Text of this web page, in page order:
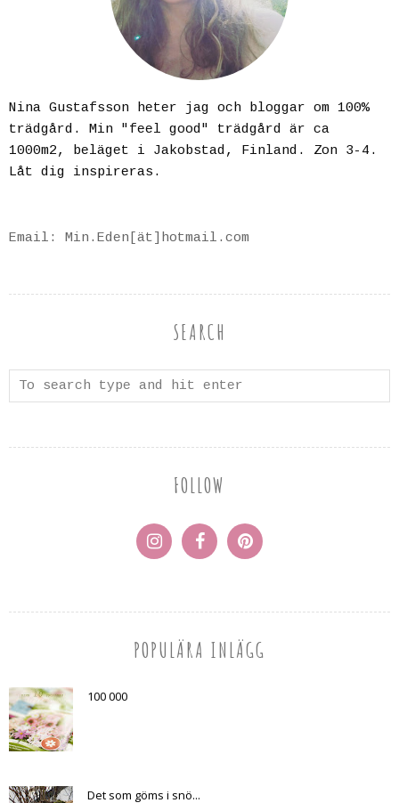
Nina Gustafsson heter jag och bloggar om 100%
trädgård. Min "feel good" trädgård är ca
1000m2, beläget i Jakobstad, Finland. Zon 3-4.
Låt dig inspireras.
Email: Min.Eden[ät]hotmail.com
SEARCH
FOLLOW
POPULÄRA INLÄGG
100 000
Det som göms i snö...